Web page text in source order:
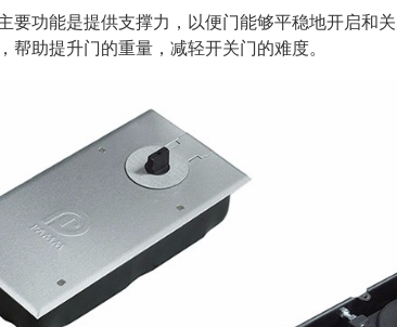
功能是提供支撑力，以便门能够平稳地开启和
助提升门的重量，减轻开关门的难度。